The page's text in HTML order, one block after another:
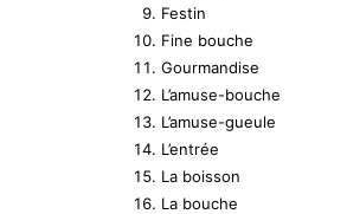
Festin
Fine bouche
Gourmandise
L’amuse-bouche
L’amuse-gueule
L’entrée
La boisson
La bouche